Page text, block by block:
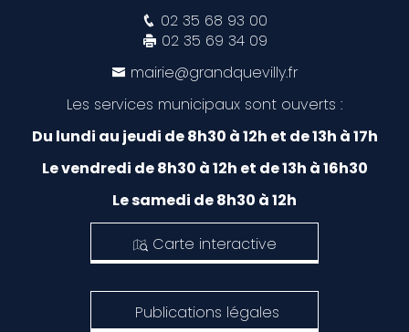
02 35 68 93 00
02 35 69 34 09
mairie@grandquevilly.fr
Les services municipaux sont ouverts :
Du lundi au jeudi de 8h30 à 12h et de 13h à 17h
Le vendredi de 8h30 à 12h et de 13h à 16h30
Le samedi de 8h30 à 12h
Carte interactive
Publications légales